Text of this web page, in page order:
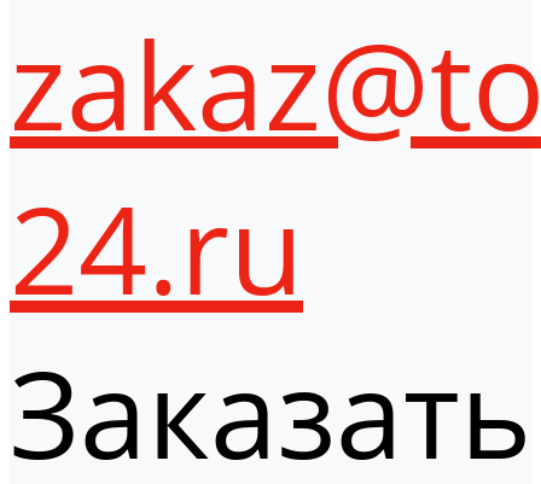
24.ru
Заказать